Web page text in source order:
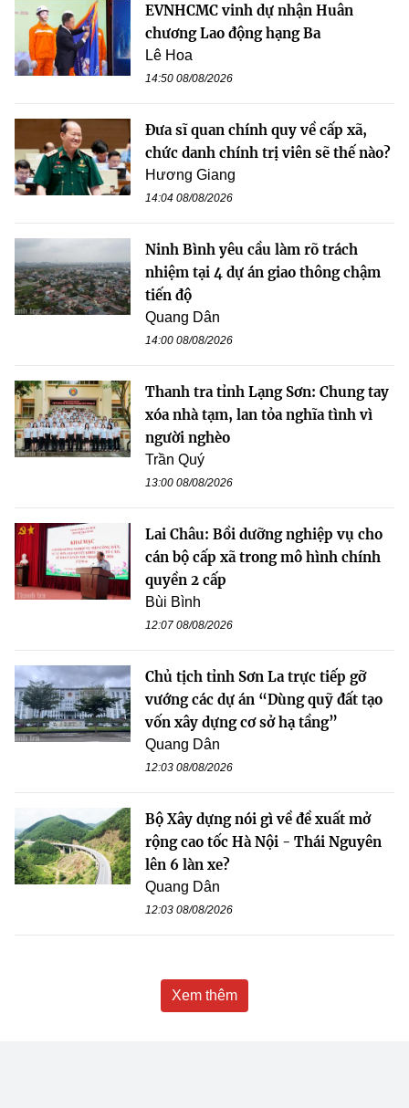
EVNHCMC vinh dự nhận Huân
chương Lao động hạng Ba
Lê Hoa
14:50 08/08/2026
Đưa sĩ quan chính quy về cấp xã,
chức danh chính trị viên sẽ thế nào?
Hương Giang
14:04 08/08/2026
Ninh Bình yêu cầu làm rõ trách
nhiệm tại 4 dự án giao thông chậm
tiến độ
Quang Dân
14:00 08/08/2026
Thanh tra tỉnh Lạng Sơn: Chung tay
xóa nhà tạm, lan tỏa nghĩa tình vì
người nghèo
Trần Quý
13:00 08/08/2026
Lai Châu: Bồi dưỡng nghiệp vụ cho
cán bộ cấp xã trong mô hình chính
quyền 2 cấp
Bùi Bình
12:07 08/08/2026
Chủ tịch tỉnh Sơn La trực tiếp gỡ
vướng các dự án “Dùng quỹ đất tạo
vốn xây dựng cơ sở hạ tầng”
Quang Dân
12:03 08/08/2026
Bộ Xây dựng nói gì về đề xuất mở
rộng cao tốc Hà Nội - Thái Nguyên
lên 6 làn xe?
Quang Dân
12:03 08/08/2026
Xem thêm